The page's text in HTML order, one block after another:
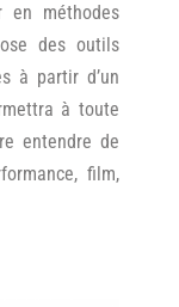
en méthodes
des outils
à partir d’un
à toute
entendre de
film,